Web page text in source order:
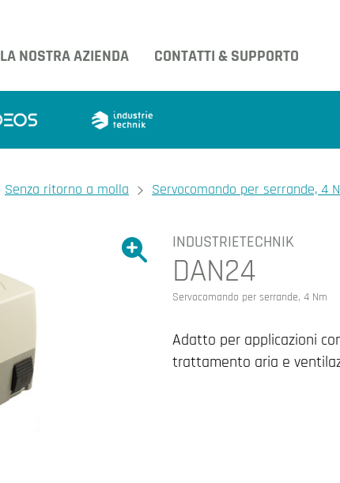
LA NOSTRA AZIENDA CONTATTI & SUPPORTO
Senza ritorno a molla Servocomando per serrande, 4
Ingrandire l'immagine.
Ingrandire
INDUSTRIETECHNIK
DAN24
Servocomando per serrande, 4 Nm
Adatto per applicazioni
trattamento aria e